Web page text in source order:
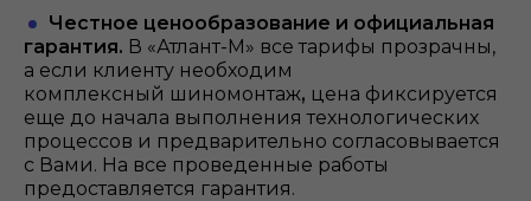
Честное ценообразование и официальная
гарантия. В «Атлант-М» все тарифы прозрачны,
а если клиенту необходим
комплексный шиномонтаж, цена фиксируется
еще до начала выполнения технологических
процессов и предварительно согласовывается
с Вами. На все проведенные работы
предоставляется гарантия.